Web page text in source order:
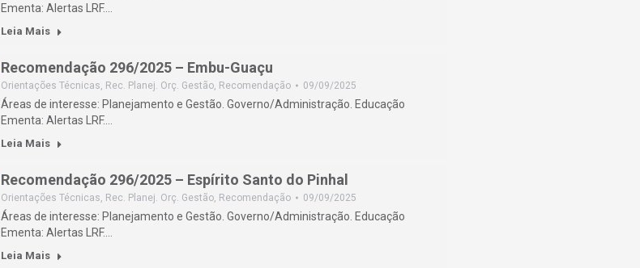
Ementa: Alertas LRF.…
Leia Mais
Recomendação 296/2025 – Embu-Guaçu
Orientações Técnicas, Rec. Planej. Orç. Gestão, Recomendação 09/09/2025
Áreas de interesse: Planejamento e Gestão. Governo/Administração. Educação
Ementa: Alertas LRF.…
Leia Mais
Recomendação 296/2025 – Espírito Santo do Pinhal
Orientações Técnicas, Rec. Planej. Orç. Gestão, Recomendação 09/09/2025
Áreas de interesse: Planejamento e Gestão. Governo/Administração. Educação
Ementa: Alertas LRF.…
Leia Mais